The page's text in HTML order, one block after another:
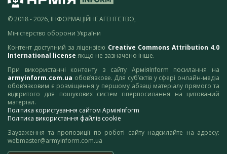
© 2018 - 2026, ІНФОРМАЦІЙНЕ АГЕНТСТВО,
Міністерство оборони України
Контент доступний за ліцензією Creative Commons Attribution 4.0
International license якщо не зазначено інше.
При використанні контенту з сайту АрміяInform посилання на
armyinform.com.ua обов’язкове. Для суб’єктів у сфері онлайн-медіа
обов’язковим є розміщення у першому абзаці матеріалу прямого та
відкритого для пошукових систем гіперпосилання на цитований
матеріал.
Політика користування сайтом АрміяInform
Політика використання файлів cookie
Зауваження та пропозиції по роботі сайту надсилайте на адресу:
webmaster@armyinform.com.ua